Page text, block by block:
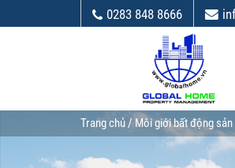
0283 848 8666
Trang chủ/ Môi giới bất động sản